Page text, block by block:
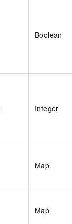
Boolean
Integer
Map
Map